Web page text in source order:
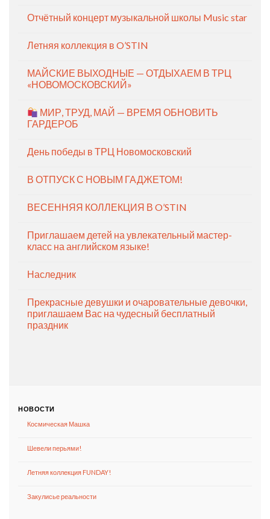
Отчётный концерт музыкальной школы Music star
Летняя коллекция в O’STIN
МАЙСКИЕ ВЫХОДНЫЕ — ОТДЫХАЕМ В ТРЦ
«НОВОМОСКОВСКИЙ»
МИР, ТРУД, МАЙ — ВРЕМЯ ОБНОВИТЬ
ГАРДЕРОБ
День победы в ТРЦ Новомосковский
В ОТПУСК С НОВЫМ ГАДЖЕТОМ!
ВЕСЕННЯЯ КОЛЛЕКЦИЯ В O’STIN
Приглашаем детей на увлекательный мастер-
класс на английском языке!
Наследник
Прекрасные девушки и очаровательные девочки,
приглашаем Вас на чудесный бесплатный
праздник
НОВОСТИ
Космическая Машка
Шевели перьями!
Летняя коллекция FUNDAY!
Закулисье реальности